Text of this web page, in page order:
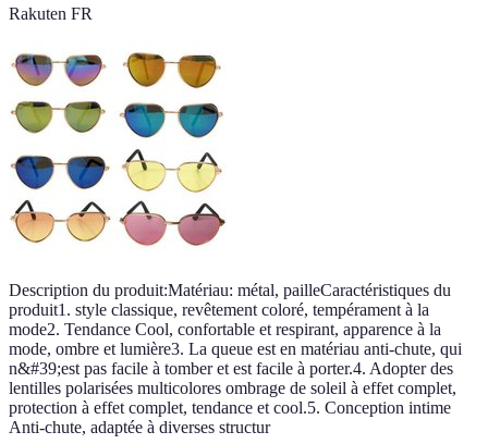
Rakuten FR
Description du produit:Matériau: métal, pailleCaractéristiques du
produit1. style classique, revêtement coloré, tempérament à la
mode2. Tendance Cool, confortable et respirant, apparence à la
mode, ombre et lumière3. La queue est en matériau anti-chute, qui
n&#39;est pas facile à tomber et est facile à porter.4. Adopter des
lentilles polarisées multicolores ombrage de soleil à effet complet,
protection à effet complet, tendance et cool.5. Conception intime
Anti-chute, adaptée à diverses structur